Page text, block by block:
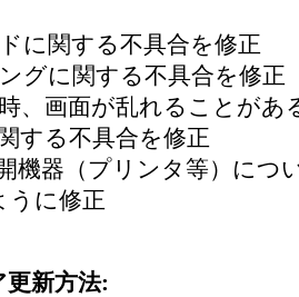
に関する不具合を修正
グに関する不具合を修正
、画面が乱れることがあ
する不具合を修正
機器（プリンタ等）につ
うに修正
新方法: